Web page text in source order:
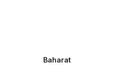
Baharat